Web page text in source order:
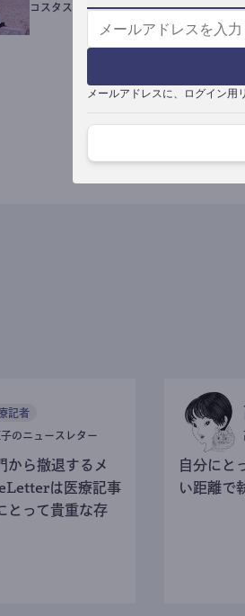
メールアドレスに、ログイン用
コスタス
記者
のニュースレター
から撤退するメ
は医療記事
とって貴重な存
自分にと
い距離で